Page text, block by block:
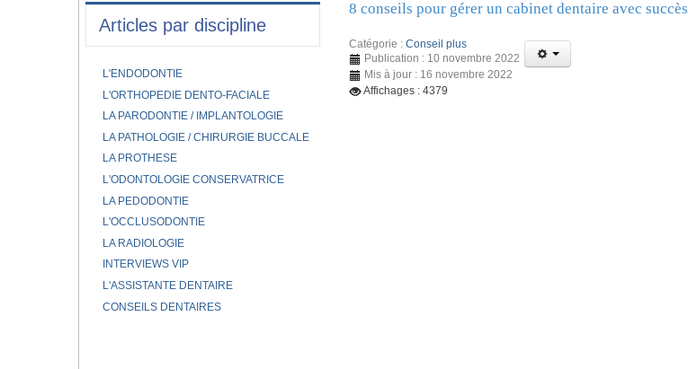
8 conseils pour gérer un cabinet dentaire avec succès
Catégorie : Conseil plus
Publication : 10 novembre 2022
Mis à jour : 16 novembre 2022
Affichages : 4379
Articles par discipline
L'ENDODONTIE
L'ORTHOPEDIE DENTO-FACIALE
LA PARODONTIE / IMPLANTOLOGIE
LA PATHOLOGIE / CHIRURGIE BUCCALE
LA PROTHESE
L'ODONTOLOGIE CONSERVATRICE
LA PEDODONTIE
L'OCCLUSODONTIE
LA RADIOLOGIE
INTERVIEWS VIP
L'ASSISTANTE DENTAIRE
CONSEILS DENTAIRES